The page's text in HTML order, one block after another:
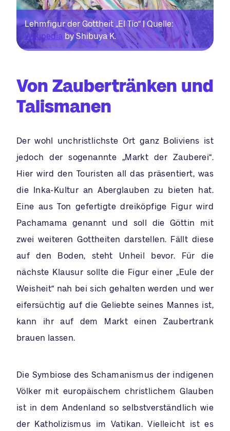
Lehmfigur der Gottheit „El Tío“ | Quelle:
Wikipedia by Shibuya K.
Von Zaubertränken und
Talismanen
Der wohl unchristlichste Ort ganz Boliviens ist
jedoch der sogenannte „Markt der Zauberei“.
Hier wird den Touristen all das präsentiert, was
die Inka-Kultur an Aberglauben zu bieten hat.
Eine aus Ton gefertigte dreiköpfige Figur wird
Pachamama genannt und soll die Göttin mit
zwei weiteren Gottheiten darstellen. Fällt diese
auf den Boden, steht Unheil bevor. Für die
nächste Klausur sollte die Figur einer „Eule der
Weisheit“ nah bei sich gehalten werden und wer
eifersüchtig auf die Geliebte seines Mannes ist,
kann ihr auf dem Markt einen Zaubertrank
brauen lassen.
Die Symbiose des Schamanismus der indigenen
Völker mit europäischem christlichem Glauben
ist in dem Andenland so selbstverständlich wie
der Katholizismus im Vatikan. Vielleicht ist es